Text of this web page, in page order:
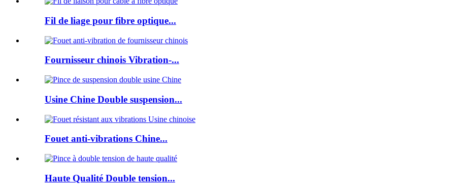
Fil de liage pour fibre optique...
Fournisseur chinois Vibration-...
Usine Chine Double suspension...
Fouet anti-vibrations Chine...
Haute Qualité Double tension...